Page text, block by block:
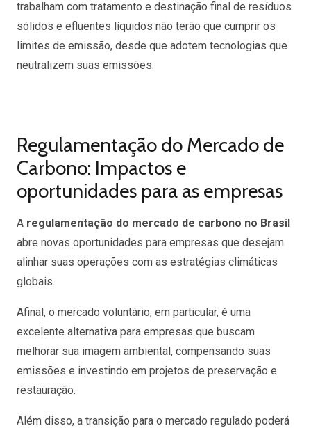
trabalham com tratamento e destinação final de resíduos
sólidos e efluentes líquidos não terão que cumprir os
limites de emissão, desde que adotem tecnologias que
neutralizem suas emissões.
Regulamentação do Mercado de
Carbono: Impactos e
oportunidades para as empresas
A regulamentação do mercado de carbono no Brasil
abre novas oportunidades para empresas que desejam
alinhar suas operações com as estratégias climáticas
globais.
Afinal, o mercado voluntário, em particular, é uma
excelente alternativa para empresas que buscam
melhorar sua imagem ambiental, compensando suas
emissões e investindo em projetos de preservação e
restauração.
Além disso, a transição para o mercado regulado poderá